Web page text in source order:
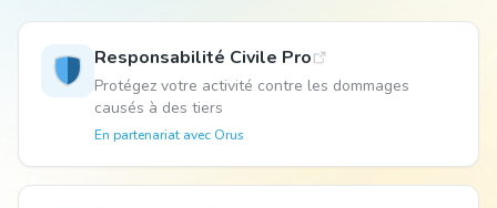
Animal
Responsabilité Civile Pro
Protégez votre activité contre les dommages
causés à des tiers
En partenariat avecOrus